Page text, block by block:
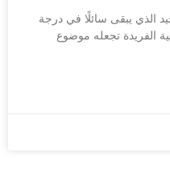
الذي يبقى سائلًا في درجة
الفريدة تجعله موضوع